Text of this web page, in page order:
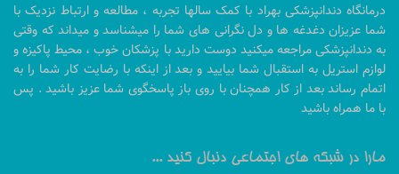
درمانگاه دندانپزشکی بهراد با کمک سالها تجربه ، مطالعه و ارتباط نزدیک با
شما عزیزان دغدغه ها و دل نگرانی های شما را میشناسد و میداند که وقتی
به دندانپزشکی مراجعه میکنید دوست دارید با پزشکان خوب ، محیط پاکیزه و
لوازم استریل به استقبال شما بیایید و بعد از اینکه با رضایت کار شما را به
اتمام رساند بعد از کار همچنان با روی باز پاسخگوی شما عزیز باشید . پس
با ما همراه باشید
مارا در شبکه های اجتماعی دنبال کنید ...